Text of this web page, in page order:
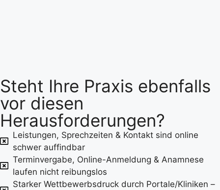
Steht Ihre Praxis ebenfalls
vor diesen
Herausforderungen?
Leistungen, Sprechzeiten & Kontakt sind online
schwer auffindbar
Terminvergabe, Online-Anmeldung & Anamnese
laufen nicht reibungslos
Starker Wettbewerbsdruck durch Portale/Kliniken –